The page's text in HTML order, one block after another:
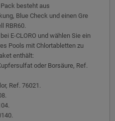
besteht aus
Blue Check und einen Gre
RBR60.
E-CLORO und wählen Sie ein
Pools mit Chlortabletten zu
enthält:
oder Borsäure, Ref.
Ref. 76021.